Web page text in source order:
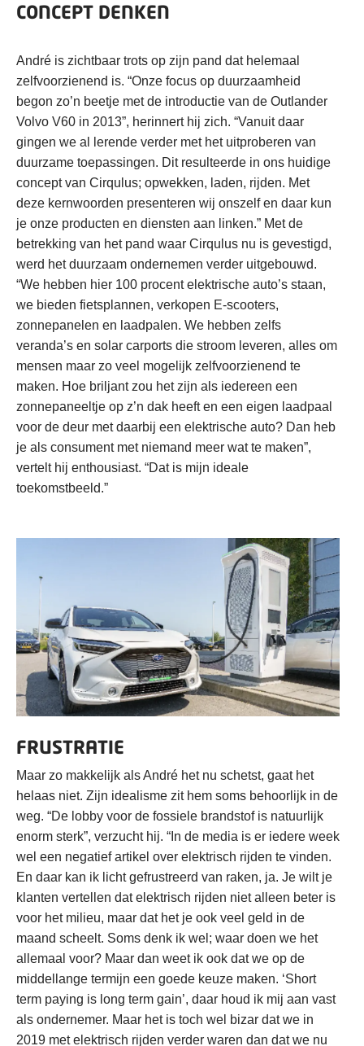
CONCEPT DENKEN
André is zichtbaar trots op zijn pand dat helemaal
zelfvoorzienend is. “Onze focus op duurzaamheid
begon zo’n beetje met de introductie van de Outlander
Volvo V60 in 2013”, herinnert hij zich. “Vanuit daar
gingen we al lerende verder met het uitproberen van
duurzame toepassingen. Dit resulteerde in ons huidige
concept van Cirqulus; opwekken, laden, rijden. Met
deze kernwoorden presenteren wij onszelf en daar kun
je onze producten en diensten aan linken.” Met de
betrekking van het pand waar Cirqulus nu is gevestigd,
werd het duurzaam ondernemen verder uitgebouwd.
“We hebben hier 100 procent elektrische auto’s staan,
we bieden fietsplannen, verkopen E-scooters,
zonnepanelen en laadpalen. We hebben zelfs
veranda’s en solar carports die stroom leveren, alles om
mensen maar zo veel mogelijk zelfvoorzienend te
maken. Hoe briljant zou het zijn als iedereen een
zonnepaneeltje op z’n dak heeft en een eigen laadpaal
voor de deur met daarbij een elektrische auto? Dan heb
je als consument met niemand meer wat te maken”,
vertelt hij enthousiast. “Dat is mijn ideale
toekomstbeeld.”
FRUSTRATIE
Maar zo makkelijk als André het nu schetst, gaat het
helaas niet. Zijn idealisme zit hem soms behoorlijk in de
weg. “De lobby voor de fossiele brandstof is natuurlijk
enorm sterk”, verzucht hij. “In de media is er iedere week
wel een negatief artikel over elektrisch rijden te vinden.
En daar kan ik licht gefrustreerd van raken, ja. Je wilt je
klanten vertellen dat elektrisch rijden niet alleen beter is
voor het milieu, maar dat het je ook veel geld in de
maand scheelt. Soms denk ik wel; waar doen we het
allemaal voor? Maar dan weet ik ook dat we op de
middellange termijn een goede keuze maken. ‘Short
term paying is long term gain’, daar houd ik mij aan vast
als ondernemer. Maar het is toch wel bizar dat we in
2019 met elektrisch rijden verder waren dan dat we nu